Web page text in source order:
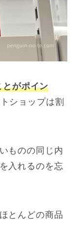
がポイン
ショップは割
ものの同じ内
入れるのを忘
とんどの商品